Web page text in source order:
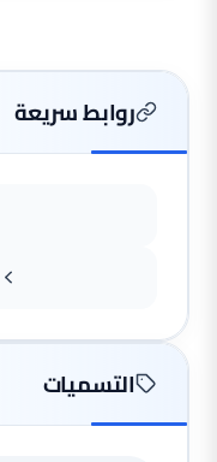
روابط سريعة
التسميات